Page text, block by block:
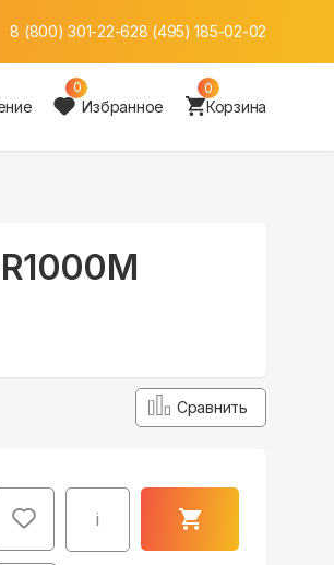
8 (800) 301-22-628 (495) 185-02-02
0
Избранное
0
Корзина
Сравнить
i